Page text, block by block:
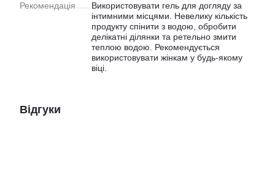
Рекомендація
Використовувати гель для догляду за
інтимними місцями. Невелику кількість
продукту спінити з водою, обробити
делікатні ділянки та ретельно змити
теплою водою. Рекомендується
використовувати жінкам у будь-якому
віці.
Відгуки